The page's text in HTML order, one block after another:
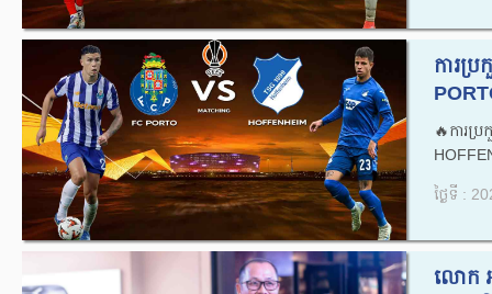
ការប្
🔥ការប្
ថ្ងៃទី :
លោក អ